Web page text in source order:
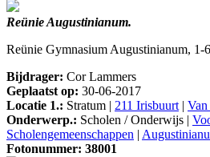
Reünie Augustinianum.
Reünie Gymnasium Augustinianum, 1-
Bijdrager: Cor Lammers
Geplaatst op: 30-06-2017
Locatie 1.: Stratum | 211 Irisbuurt | Van
Onderwerp.: Scholen / Onderwijs |
Scholengemeenschappen |
Fotonummer: 38001